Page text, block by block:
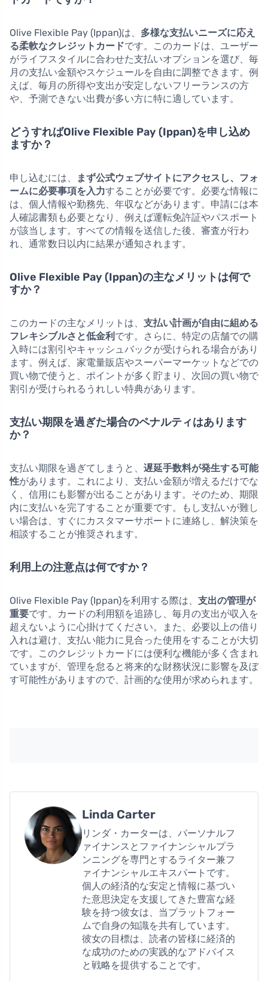
Olive Flexible Pay (Ippan)は、 多様な支払いニーズに応え
る柔軟なクレジットカードです。このカードは、ユーザー
がライフスタイルに合わせた支払いオプションを選び、毎
月の支払い金額やスケジュールを自由に調整できます。例
えば、毎月の所得や支出が安定しないフリーランスの方
や、予測できない出費が多い方に特に適しています。
どうすればOlive Flexible Pay (Ippan)を申し込め
ますか？
申し込むには、
まず公式ウェブサイトにアクセスし、フォ
ームに必要事項を入力することが必要です。必要な情報に
は、個人情報や勤務先、年収などがあります。申請には本
人確認書類も必要となり、例えば運転免許証やパスポート
が該当します。すべての情報を送信した後、審査が行わ
れ、通常数日以内に結果が通知されます。
Olive Flexible Pay (Ippan)の主なメリットは何で
すか？
このカードの主なメリットは、 支払い計画が自由に組める
フレキシブルさと低金利 です。さらに、特定の店舗での購
入時には割引やキャッシュバックが受けられる場合があり
ます。例えば、家電量販店やスーパーマーケットなどでの
買い物で使うと、ポイントが多く貯まり、次回の買い物で
割引が受けられるうれしい特典があります。
支払い期限を過ぎた場合のペナルティはあります
か？
支払い期限を過ぎてしまうと、 遅延手数料が発生する可能
性があります。これにより、支払い金額が増えるだけでな
く、信用にも影響が出ることがあります。そのため、期限
内に支払いを完了することが重要です。もし支払いが難し
い場合は、すぐにカスタマーサポートに連絡し、解決策を
相談することが推奨されます。
利用上の注意点は何ですか？
Olive Flexible Pay (Ippan)を利用する際は、 支出の管理が
重要です。カードの利用額を追跡し、毎月の支出が収入を
超えないように心掛けてください。また、必要以上の借り
入れは避け、支払い能力に見合った使用をすることが大切
です。このクレジットカードには便利な機能が多く含まれ
ていますが、管理を怠ると将来的な財務状況に影響を及ぼ
す可能性がありますので、計画的な使用が求められます。
Linda Carter
リンダ・カーターは、パーソナルフ
ァイナンスとファイナンシャルプラ
ンニングを専門とするライター兼フ
ァイナンシャルエキスパートです。
個人の経済的な安定と情報に基づい
た意思決定を支援してきた豊富な経
験を持つ彼女は、当プラットフォー
ムで自身の知識を共有しています。
彼女の目標は、読者の皆様に経済的
な成功のための実践的なアドバイス
と戦略を提供することです。